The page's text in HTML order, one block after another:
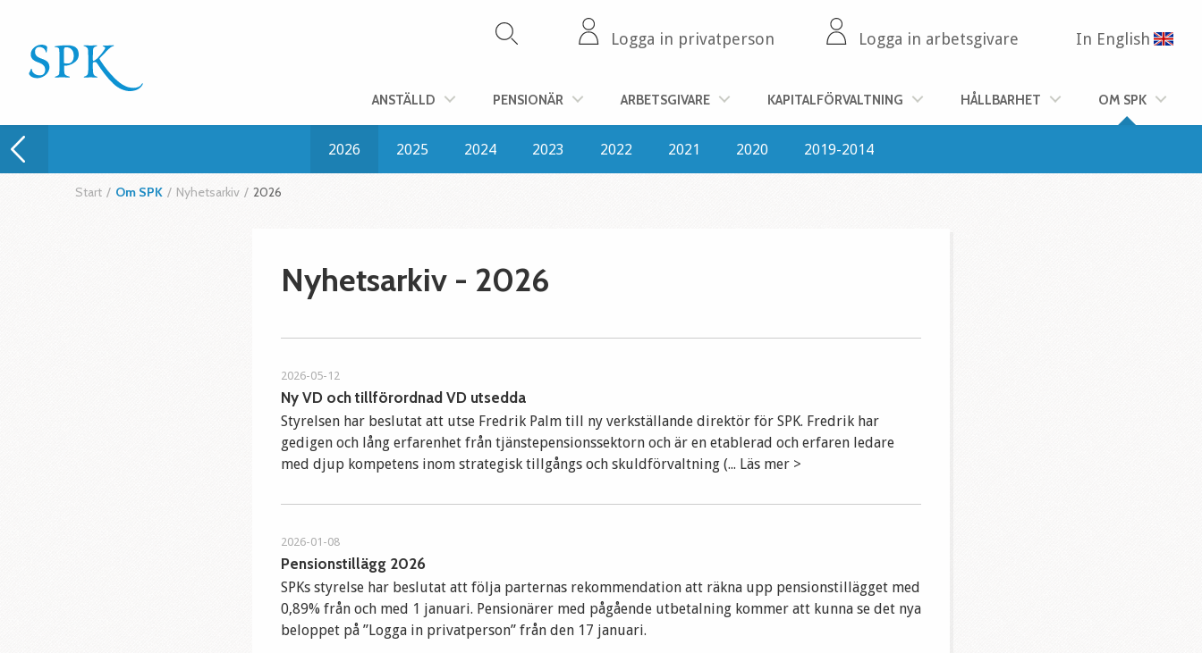
Logga in privatperson Logga in arbetsgivare In English
ANSTÄLLD PENSIONÄR ARBETSGIVARE KAPITALFÖRVALTNING HÅLLBARHET OM SPK
2026 2025 2024 2023 2022 2021 2020 2019-2014
Start / Om SPK / Nyhetsarkiv / 2026
Nyhetsarkiv - 2026
2026-05-12
Ny VD och tillförordnad VD utsedda
Styrelsen har beslutat att utse Fredrik Palm till ny verkställande direktör för SPK. Fredrik har
gedigen och lång erfarenhet från tjänstepensionssektorn och är en etablerad och erfaren ledare
med djup kompetens inom strategisk tillgångs och skuldförvaltning (... Läs mer >
2026-01-08
Pensionstillägg 2026
SPKs styrelse har beslutat att följa parternas rekommendation att räkna upp pensionstillägget med
0,89% från och med 1 januari. Pensionärer med pågående utbetalning kommer att kunna se det nya
beloppet på ”Logga in privatperson” från den 17 januari.